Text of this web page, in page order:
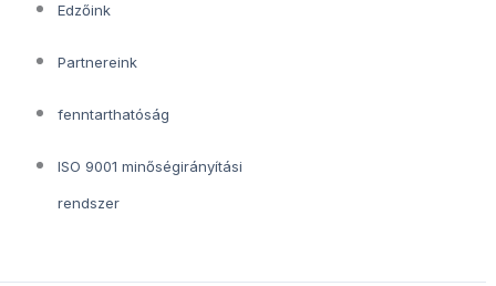
Edzőink
Partnereink
fenntarthatóság
ISO 9001 minőségirányítási
rendszer